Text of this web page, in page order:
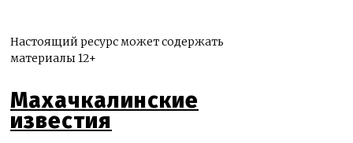
Настоящий ресурс может содержать
материалы 12+
Махачкалинские
известия